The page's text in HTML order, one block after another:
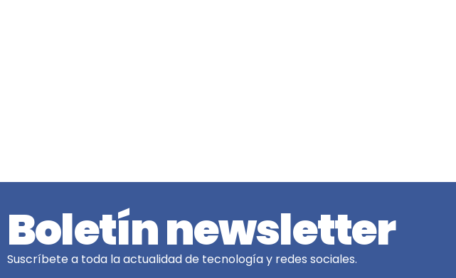
Boletín newsletter
Suscríbete a toda la actualidad de tecnología y redes sociales.